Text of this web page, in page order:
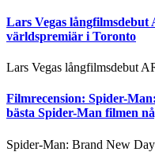
Lars Vegas
världspremiär i Toronto
Lars Vegas långfilmsdebut
Filmrecension: Spider-
bästa Spider-Man filmen
Spider-Man: Brand New